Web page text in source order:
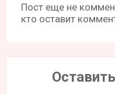
Пост еще не
кто оставит